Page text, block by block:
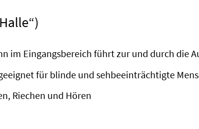
im Eingangsbereich führt zur und durch die
für blinde und sehbeeinträchtigte
Riechen und Hören